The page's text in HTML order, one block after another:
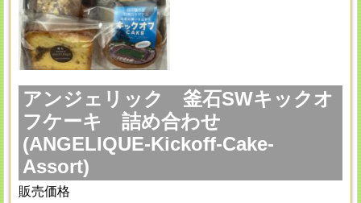
アンジェリック 釜石SWキックオ
フケーキ 詰め合わせ
(ANGELIQUE-Kickoff-Cake-
Assort)
販売価格